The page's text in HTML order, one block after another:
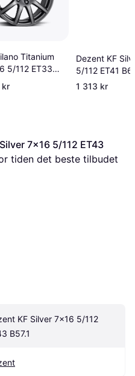
Titanium
5/112 ET33
kr
Dezent KF
5/112 ET41
1 313 kr
7x16 5/112 ET43
tiden det beste tilbudet
KF Silver 7x16 5/112
B57.1